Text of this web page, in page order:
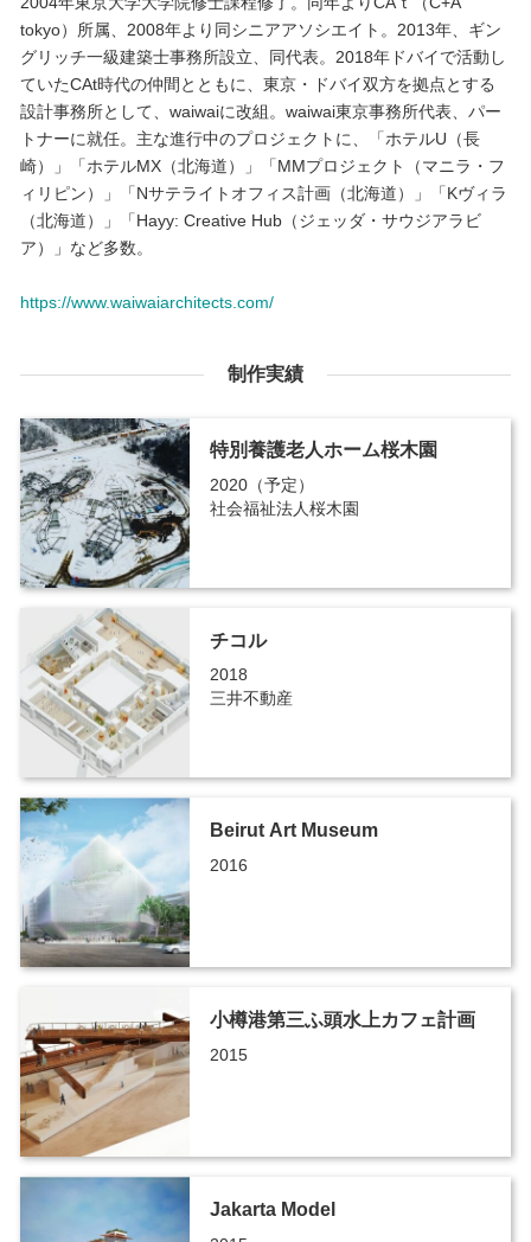
tokyo）所属、2008年より同シニアアソシエイト。2013年、ギン
グリッチ一級建築士事務所設立、同代表。2018年ドバイで活動し
ていたCAt時代の仲間とともに、東京・ドバイ双方を拠点とする
設計事務所として、waiwaiに改組。waiwai東京事務所代表、パー
トナーに就任。主な進行中のプロジェクトに、「ホテルU（長
崎）」「ホテルMX（北海道）」「MMプロジェクト（マニラ・フ
ィリピン）」「Nサテライトオフィス計画（北海道）」「Kヴィラ
（北海道）」「Hayy: Creative Hub（ジェッダ・サウジアラビ
ア）」など多数。
https://www.waiwaiarchitects.com/
制作実績
特別養護老人ホーム桜木園
2020（予定）
社会福祉法人桜木園
チコル
2018
三井不動産
Beirut Art Museum
2016
小樽港第三ふ頭水上カフェ計画
2015
Jakarta Model